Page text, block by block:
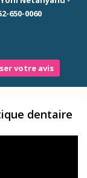
650-0060
votre avis
dentaire